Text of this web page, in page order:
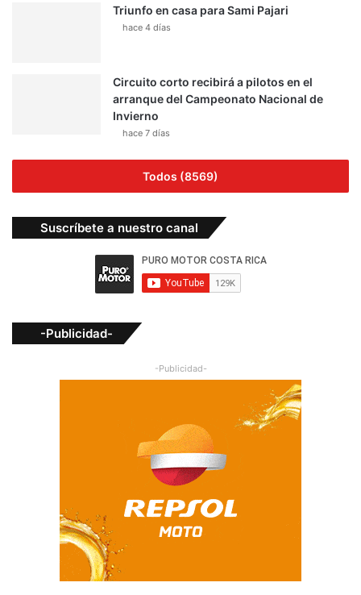
Triunfo en casa para Sami Pajari
hace 4 días
Circuito corto recibirá a pilotos en el
arranque del Campeonato Nacional de
Invierno
hace 7 días
Todos (8569)
Suscríbete a nuestro canal
-Publicidad-
-Publicidad-